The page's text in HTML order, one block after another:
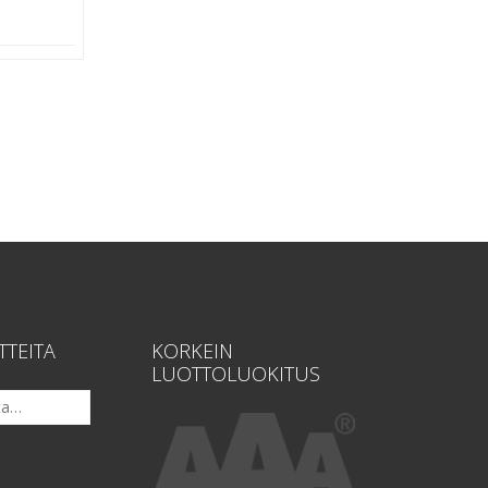
KORKEIN
LUOTTOLUOKITUS